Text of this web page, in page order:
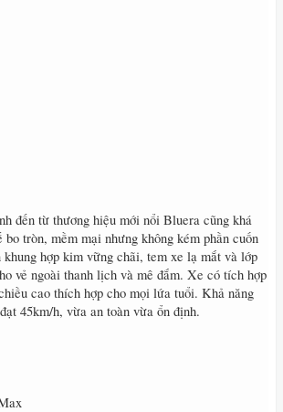
đến từ thương hiệu mới nổi Bluera cũng khá
tròn, mềm mại nhưng không kém phần cuốn
khung hợp kim vững chãi, tem xe lạ mắt và lớp
vẻ ngoài thanh lịch và mê đắm. Xe có tích hợp
cao thích hợp cho mọi lứa tuổi. Khả năng
45km/h, vừa an toàn vừa ổn định.